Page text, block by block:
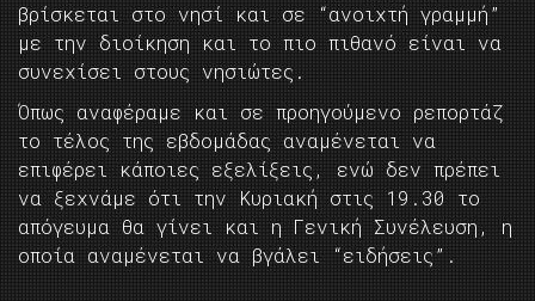
βρίσκεται στο νησί και σε “ανοιχτή γραμμή”
με την διοίκηση και το πιο πιθανό είναι να
συνεχίσει στους νησιώτες.
Όπως αναφέραμε και σε προηγούμενο ρεπορτάζ
το τέλος της εβδομάδας αναμένεται να
επιφέρει κάποιες εξελίξεις, ενώ δεν πρέπει
να ξεχνάμε ότι την Κυριακή στις 19.30 το
απόγευμα θα γίνει και η Γενική Συνέλευση, η
οποία αναμένεται να βγάλει “ειδήσεις”.